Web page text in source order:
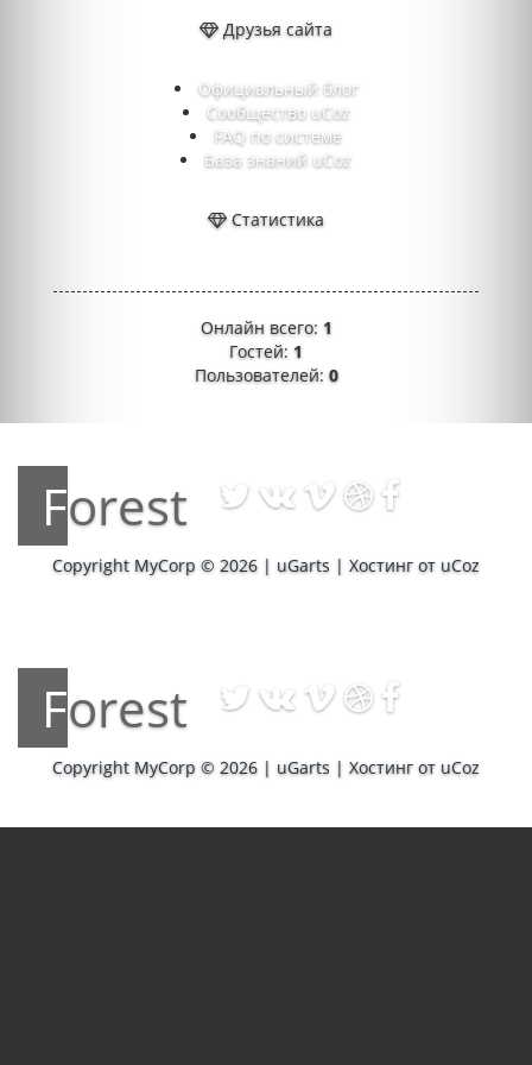
Друзья сайта
Официальный блог
Сообщество uCoz
FAQ по системе
База знаний uCoz
Статистика
Онлайн всего: 1
Гостей: 1
Пользователей:0
Forest
Copyright MyCorp © 2026 | uGarts | Хостинг от uCoz
Forest
Copyright MyCorp © 2026 | uGarts | Хостинг от uCoz